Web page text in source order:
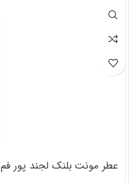
عطر مونت بلنک لجند پور فم